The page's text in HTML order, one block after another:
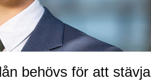
behövs för att stävja